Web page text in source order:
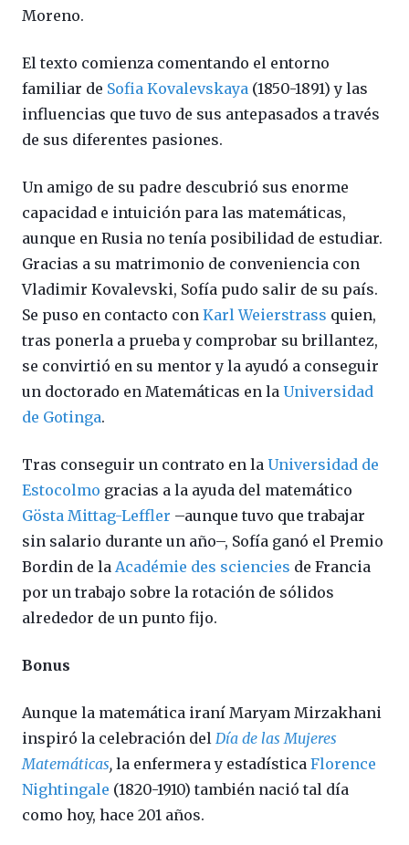
Moreno.
El texto comienza comentando el entorno
familiar de Sofia Kovalevskaya (1850-1891) y las
influencias que tuvo de sus antepasados a través
de sus diferentes pasiones.
Un amigo de su padre descubrió sus enorme
capacidad e intuición para las matemáticas,
aunque en Rusia no tenía posibilidad de estudiar.
Gracias a su matrimonio de conveniencia con
Vladimir Kovalevski, Sofía pudo salir de su país.
Se puso en contacto con Karl Weierstrass quien,
tras ponerla a prueba y comprobar su brillantez,
se convirtió en su mentor y la ayudó a conseguir
un doctorado en Matemáticas en la Universidad
de Gotinga.
Tras conseguir un contrato en la Universidad de
Estocolmo gracias a la ayuda del matemático
Gösta Mittag-Leffler –aunque tuvo que trabajar
sin salario durante un año–, Sofía ganó el Premio
Bordin de la Académie des sciencies de Francia
por un trabajo sobre la rotación de sólidos
alrededor de un punto fijo.
Bonus
Aunque la matemática iraní Maryam Mirzakhani
inspiró la celebración del Día de las Mujeres
Matemáticas, la enfermera y estadística Florence
Nightingale (1820-1910) también nació tal día
como hoy, hace 201 años.